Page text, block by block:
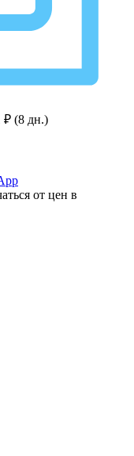
₽ (8 дн.)
от цен в